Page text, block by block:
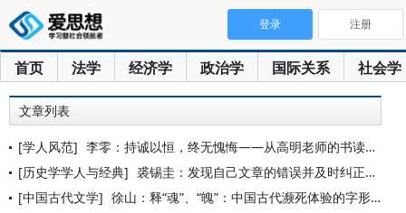
首页 法学 经济学 政治学 国际关系 社会学
登录 注册
文章列表
[学人风范] 李零：持诚以恒，终无愧悔——从高明老师的书读到和想到的
[历史学学人与经典] 裘锡圭：发现自己文章的错误并及时纠正，这是做学问应该有的态度
[中国古代文学] 徐山：释“魂”、“魄”：中国古代濒死体验的字形记录